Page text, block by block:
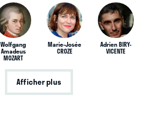
Wolfgang
Amadeus
MOZART
Marie-Josée
CROZE
Adrien BIRY-
VICENTE
Afficher plus